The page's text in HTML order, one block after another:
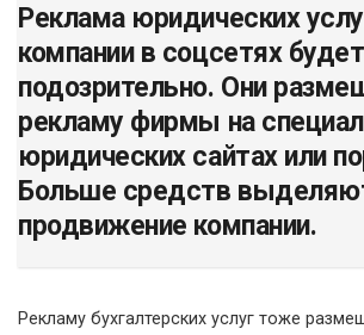
Реклама юридических
компании в соцсетях
подозрительно. Они
рекламу фирмы на
юридических сайтах или
Больше средств
продвижение компании.
Рекламу бухгалтерских услуг тоже